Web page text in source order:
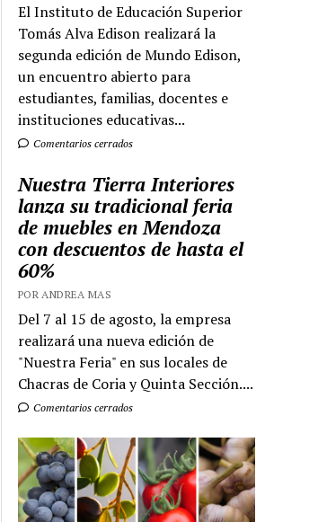
El Instituto de Educación Superior
Tomás Alva Edison realizará la
segunda edición de Mundo Edison,
un encuentro abierto para
estudiantes, familias, docentes e
instituciones educativas...
Comentarios cerrados
Nuestra Tierra Interiores
lanza su tradicional feria
de muebles en Mendoza
con descuentos de hasta el
60%
POR ANDREA MAS
Del 7 al 15 de agosto, la empresa
realizará una nueva edición de
"Nuestra Feria" en sus locales de
Chacras de Coria y Quinta Sección....
Comentarios cerrados